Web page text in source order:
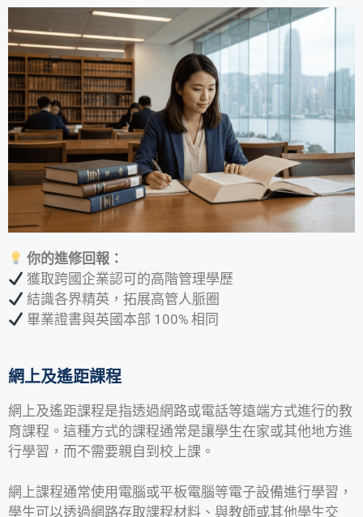
你的進修回報：
獲取跨國企業認可的高階管理學歷
結識各界精英，拓展高管人脈圈
畢業證書與英國本部 100% 相同
網上及遙距課程
網上及遙距課程是指透過網路或電話等遠端方式進行的教
育課程。這種方式的課程通常是讓學生在家或其他地方進
行學習，而不需要親自到校上課。
網上課程通常使用電腦或平板電腦等電子設備進行學習，
學生可以透過網路存取課程材料、與教師或其他學生交